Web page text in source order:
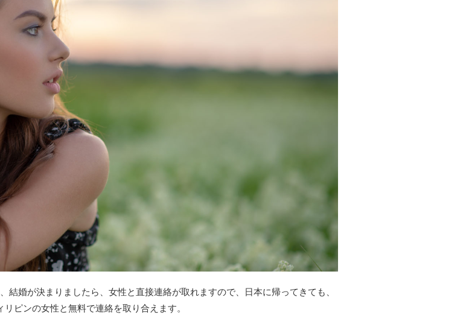
婚が決まりましたら、女性と直接連絡が取れますので、日本に帰ってきても、
ピンの女性と無料で連絡を取り合えます。